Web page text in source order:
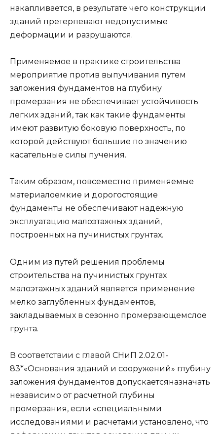
накапливается, в результате чего конструкции
зданий претерпевают недопустимые
деформации и разрушаются.
Применяемое в практике строительства
мероприятие против выпучивания путем
заложения фундаментов на глубину
промерзания не обеспечивает устойчивость
легких зданий, так как такие фундаменты
имеют развитую боковую поверхность, по
которой действуют большие по значению
касательные силы пучения.
Таким образом, повсеместно применяемые
материалоемкие и дорогостоящие
фундаменты не обеспечивают надежную
эксплуатацию малоэтажных зданий,
построенных на пучинистых грунтах.
Одним из путей решения проблемы
строительства на пучинистых грунтах
малоэтажных зданий является применение
мелко заглубленных фундаментов,
закладываемых в сезонно промерзающемслое
грунта.
В соответствии с главой СНиП 2.02.01-
83*«Основания зданий и сооружений» глубину
заложения фундаментов допускаетсяназначать
независимо от расчетной глубины
промерзания, если «специальными
исследованиями и расчетами установлено, что